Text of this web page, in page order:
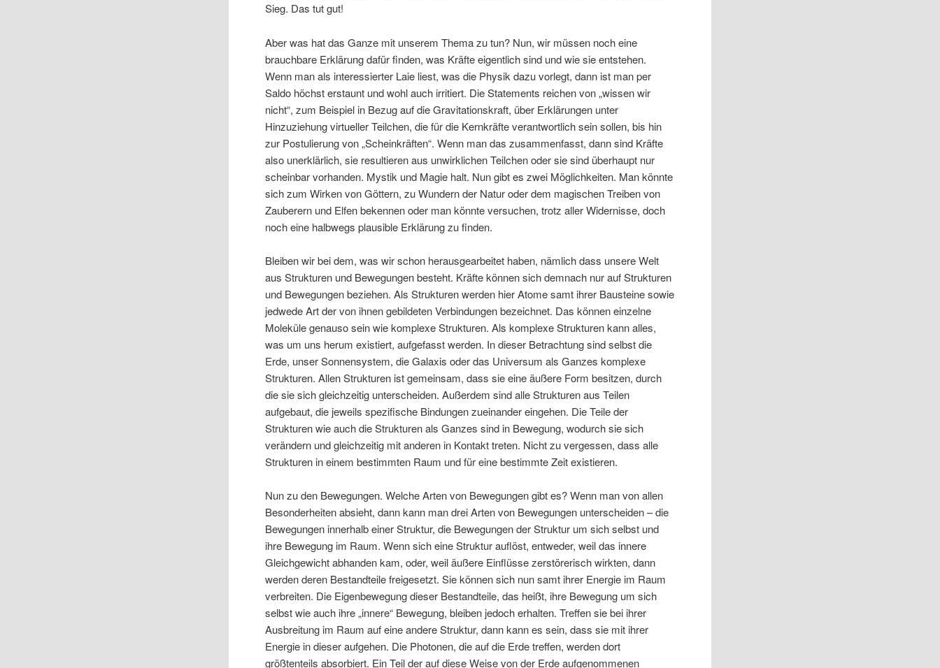
Sieg. Das tut gut!
Aber was hat das Ganze mit unserem Thema zu tun? Nun, wir müssen noch eine
brauchbare Erklärung dafür finden, was Kräfte eigentlich sind und wie sie entstehen.
Wenn man als interessierter Laie liest, was die Physik dazu vorlegt, dann ist man per
Saldo höchst erstaunt und wohl auch irritiert. Die Statements reichen von „wissen wir
nicht“, zum Beispiel in Bezug auf die Gravitationskraft, über Erklärungen unter
Hinzuziehung virtueller Teilchen, die für die Kernkräfte verantwortlich sein sollen, bis hin
zur Postulierung von „Scheinkräften“. Wenn man das zusammenfasst, dann sind Kräfte
also unerklärlich, sie resultieren aus unwirklichen Teilchen oder sie sind überhaupt nur
scheinbar vorhanden. Mystik und Magie halt. Nun gibt es zwei Möglichkeiten. Man könnte
sich zum Wirken von Göttern, zu Wundern der Natur oder dem magischen Treiben von
Zauberern und Elfen bekennen oder man könnte versuchen, trotz aller Widernisse, doch
noch eine halbwegs plausible Erklärung zu finden.
Bleiben wir bei dem, was wir schon herausgearbeitet haben, nämlich dass unsere Welt
aus Strukturen und Bewegungen besteht. Kräfte können sich demnach nur auf Strukturen
und Bewegungen beziehen. Als Strukturen werden hier Atome samt ihrer Bausteine sowie
jedwede Art der von ihnen gebildeten Verbindungen bezeichnet. Das können einzelne
Moleküle genauso sein wie komplexe Strukturen. Als komplexe Strukturen kann alles,
was um uns herum existiert, aufgefasst werden. In dieser Betrachtung sind selbst die
Erde, unser Sonnensystem, die Galaxis oder das Universum als Ganzes komplexe
Strukturen. Allen Strukturen ist gemeinsam, dass sie eine äußere Form besitzen, durch
die sie sich gleichzeitig unterscheiden. Außerdem sind alle Strukturen aus Teilen
aufgebaut, die jeweils spezifische Bindungen zueinander eingehen. Die Teile der
Strukturen wie auch die Strukturen als Ganzes sind in Bewegung, wodurch sie sich
verändern und gleichzeitig mit anderen in Kontakt treten. Nicht zu vergessen, dass alle
Strukturen in einem bestimmten Raum und für eine bestimmte Zeit existieren.
Nun zu den Bewegungen. Welche Arten von Bewegungen gibt es? Wenn man von allen
Besonderheiten absieht, dann kann man drei Arten von Bewegungen unterscheiden – die
Bewegungen innerhalb einer Struktur, die Bewegungen der Struktur um sich selbst und
ihre Bewegung im Raum. Wenn sich eine Struktur auflöst, entweder, weil das innere
Gleichgewicht abhanden kam, oder, weil äußere Einflüsse zerstörerisch wirkten, dann
werden deren Bestandteile freigesetzt. Sie können sich nun samt ihrer Energie im Raum
verbreiten. Die Eigenbewegung dieser Bestandteile, das heißt, ihre Bewegung um sich
selbst wie auch ihre „innere“ Bewegung, bleiben jedoch erhalten. Treffen sie bei ihrer
Ausbreitung im Raum auf eine andere Struktur, dann kann es sein, dass sie mit ihrer
Energie in dieser aufgehen. Die Photonen, die auf die Erde treffen, werden dort
größtenteils absorbiert. Ein Teil der auf diese Weise von der Erde aufgenommenen